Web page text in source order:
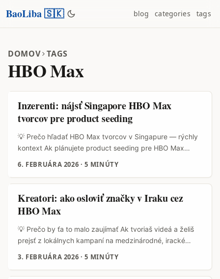
BaoLiba 🇸🇰 blog categories tags
DOMOV TAGS
HBO Max
Inzerenti: nájsť Singapore HBO Max
tvorcov pre product seeding
💡 Prečo hľadať HBO Max tvorcov v Singapure — rýchly
kontext Ak plánujete product seeding pre HBO Max
(promo pre streaming, lifestyle cross-promá, beauty tie-
značky testuje lokálne kreatívy a influenceri. Prečo? Má
vysokú penetráciu smartfónov, silné publikum pre
streaming a tvorcov, čo kombinujú životný štýl so lifestyle
contentom — ideálne pre beauty tie‑ins a promo obsahu.
...
6. FEBRUÁRA 2026 ·5 MINÚTY
Kreatori: ako osloviť značky v Iraku cez
HBO Max
💡 Prečo by ťa to malo zaujímať Ak tvoriaš videá a želiš
prejsť z lokálnych kampaní na medzinárodné, iracké
značky na streamingových platformách ako HBO Max sú
spolupracujú so značkami na obsahu, sponzoringu a
3. FEBRUÁRA 2026 ·5 MINÚTY